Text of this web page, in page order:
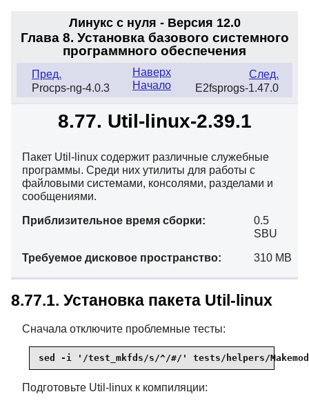
Линукс с нуля - Версия 12.0
Глава 8. Установка базового системного
программного обеспечения
Пред.
Procps-ng-4.0.3
След.
E2fsprogs-1.47.0
Наверх
Начало
8.77. Util-linux-2.39.1
Пакет Util-linux содержит различные служебные
программы. Среди них утилиты для работы с
файловыми системами, консолями, разделами и
сообщениями.
Приблизительное время сборки:
0.5
SBU
Требуемое дисковое пространство: 310 MB
8.77.1. Установка пакета Util-linux
Сначала отключите проблемные тесты:
sed -i '/test_mkfds/s/^/#/' tests/helpers/
Подготовьте Util-linux к компиляции: